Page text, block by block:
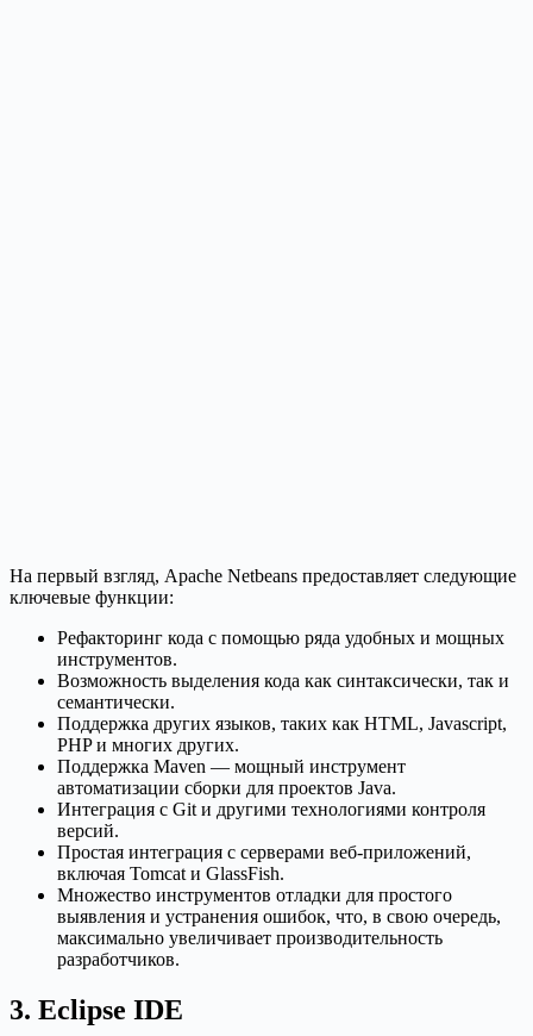
На первый взгляд, Apache Netbeans предоставляет следующие
ключевые функции:
Рефакторинг кода с помощью ряда удобных и мощных
инструментов.
Возможность выделения кода как синтаксически, так и
семантически.
Поддержка других языков, таких как HTML, Javascript,
PHP и многих других.
Поддержка Maven — мощный инструмент
автоматизации сборки для проектов Java.
Интеграция с Git и другими технологиями контроля
версий.
Простая интеграция с серверами веб-приложений,
включая Tomcat и GlassFish.
Множество инструментов отладки для простого
выявления и устранения ошибок, что, в свою очередь,
максимально увеличивает производительность
разработчиков.
3. Eclipse IDE